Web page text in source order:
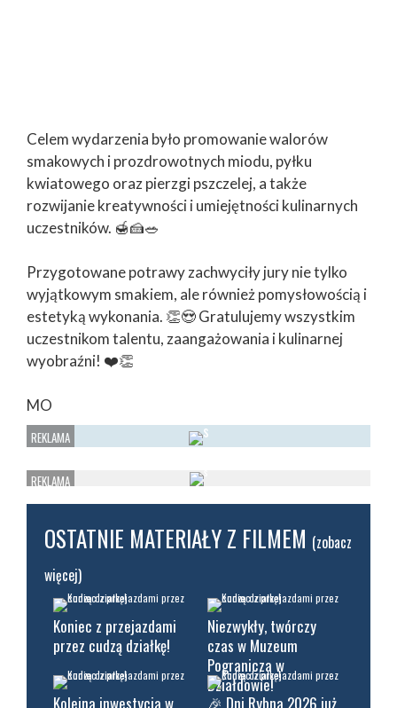
Celem wydarzenia było promowanie walorów
smakowych i prozdrowotnych miodu, pyłku
kwiatowego oraz pierzgi pszczelej, a także
rozwijanie kreatywności i umiejętności kulinarnych
uczestników. 🍯🍰🥗
Przygotowane potrawy zachwyciły jury nie tylko
wyjątkowym smakiem, ale również pomysłowością i
estetyką wykonania. 👏😍 Gratulujemy wszystkim
uczestnikom talentu, zaangażowania i kulinarnej
wyobraźni! ❤️👏
MO
OSTATNIE MATERIAŁY Z FILMEM (zobacz
więcej)
Koniec z przejazdami
przez cudzą działkę!
Niezwykły, twórczy
czas w Muzeum
Pogranicza w
Działdowie!
Kolejna inwestycja w
🎉 Dni Rybna 2026 już